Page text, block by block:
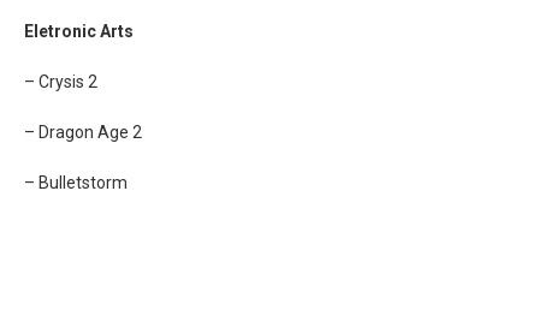
Eletronic Arts
– Crysis 2
– Dragon Age 2
– Bulletstorm